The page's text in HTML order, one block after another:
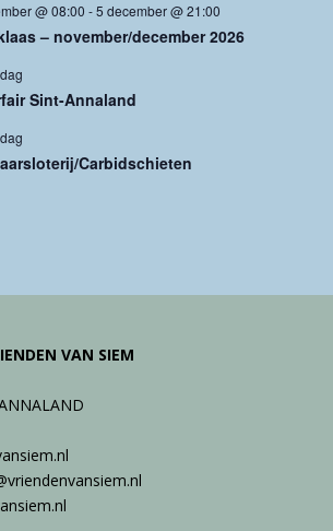
@ 08:00 -5 december @ 21:00
– november/december 2026
Sint-Annaland
Carbidschieten
VAN SIEM